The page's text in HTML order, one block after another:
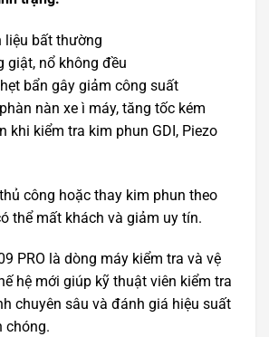
liệu bất thường
giật, nổ không đều
bẩn gây giảm công suất
nàn xe ì máy, tăng tốc kém
khi kiểm tra kim phun GDI, Piezo
công hoặc thay kim phun theo
thể mất khách và giảm uy tín.
PRO là dòng máy kiểm tra và vệ
hệ mới giúp kỹ thuật viên kiểm tra
chuyên sâu và đánh giá hiệu suất
chóng.